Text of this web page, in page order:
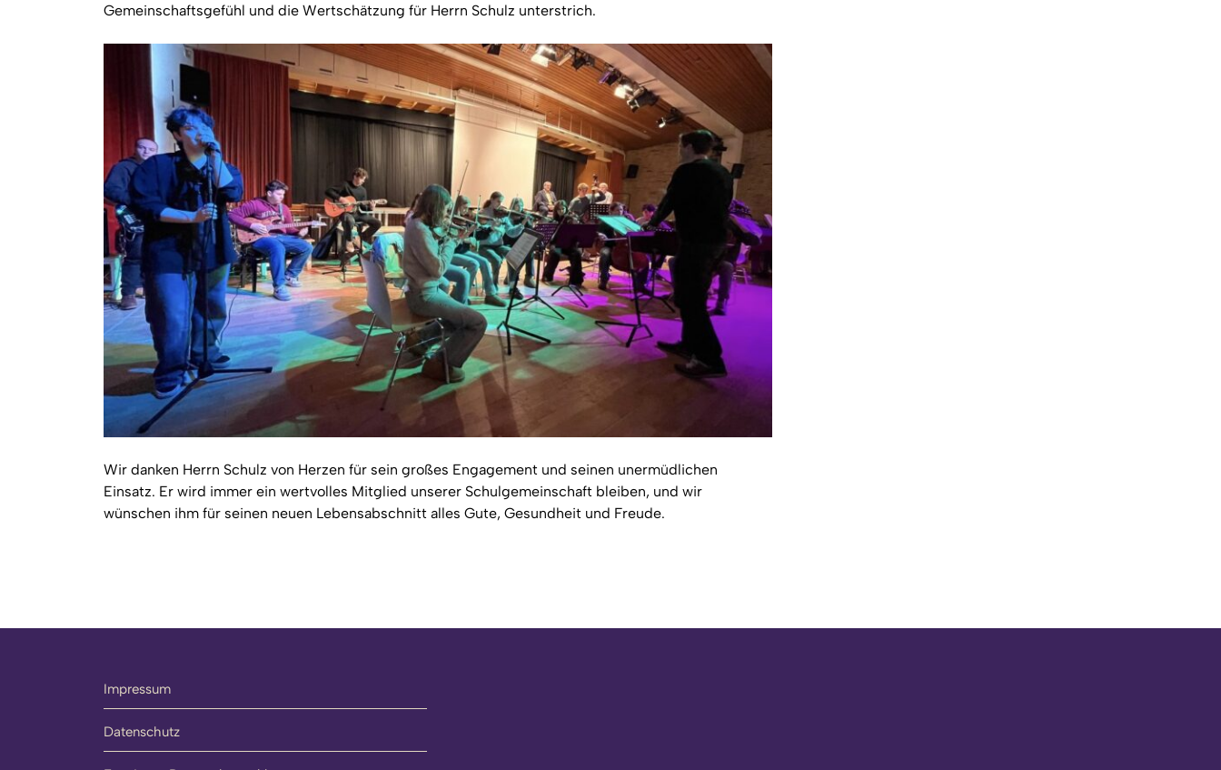
Gemeinschaftsgefühl und die Wertschätzung für Herrn Schulz unterstrich.
Wir danken Herrn Schulz von Herzen für sein großes Engagement und seinen unermüdlichen
Einsatz. Er wird immer ein wertvolles Mitglied unserer Schulgemeinschaft bleiben, und wir
wünschen ihm für seinen neuen Lebensabschnitt alles Gute, Gesundheit und Freude.
Impressum
Datenschutz